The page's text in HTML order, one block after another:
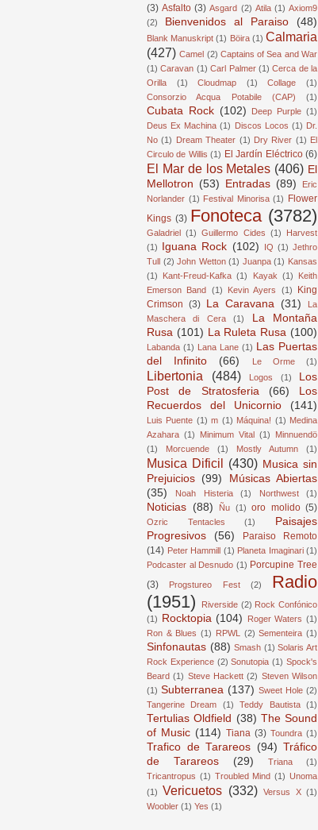
(3) Asfalto (3) Asgard (2) Atila (1) Axiom9
(2)
Bienvenidos al Paraiso (48)
Blank Manuskript (1) Böira (1) Calmaria
(427) Camel (2) Captains of Sea and War
(1) Caravan (1) Carl Palmer (1) Cerca de la
Orilla
(1) Cloudmap (1) Collage
(1)
Consorzio Acqua Potabile (CAP)
(1)
Cubata Rock (102) Deep Purple (1)
Deus Ex Machina (1) Discos Locos (1) Dr.
No (1) Dream Theater (1) Dry River (1) El
Circulo de Willis (1) El Jardín Eléctrico (6)
El Mar de los Metales (406) El
Mellotron (53) Entradas (89)
Eric
Norlander (1) Festival Minorisa (1)
Flower
Kings (3) Fonoteca (3782)
Galadriel (1) Guillermo Cides (1)
Harvest
(1)
Iguana Rock (102) IQ (1) Jethro
Tull (2) John Wetton (1) Juanpa (1) Kansas
(1)
Kant-Freud-Kafka (1) Kayak (1)
Keith
Emerson Band (1) Kevin Ayers (1)
King
Crimson (3) La Caravana (31)
La
Maschera di Cera
(1)
La Montaña
Rusa (101) La Ruleta Rusa (100)
Labanda (1) Lana Lane (1) Las Puertas
del Infinito
(66) Le Orme (1)
Libertonia (484) Logos (1)
Los
Post de Stratosferia
(66)
Los
Recuerdos del Unicornio
(141)
Luis Puente (1) m (1) Máquina! (1) Medina
Azahara (1) Minimum Vital (1)
Minnuendö
(1)
Morcuende (1) Mostly Autumn (1)
Musica Dificil (430) Musica sin
Prejuicios (99)
Músicas Abiertas
(35)
Noah Histeria (1) Northwest (1)
Noticias (88) Ñu (1) oro molido (5)
Ozric Tentacles (1)
Paisajes
Progresivos
(56)
Paraiso Remoto
(14) Peter Hammill (1) Planeta Imaginari (1)
Podcaster al Desnudo (1) Porcupine Tree
(3)
Progstureo Fest (2)
Radio
(1951)
Riverside (2) Rock Confónico
(1)
Rocktopia (104) Roger Waters (1)
Ron & Blues (1) RPWL (2) Sementeira (1)
Sinfonautas (88) Smash (1) Solaris Art
Rock Experience (2) Sonutopia (1) Spock's
Beard (1) Steve Hackett (2) Steven Wilson
(1) Subterranea (137) Sweet Hole (2)
Tangerine Dream
(1) Teddy Bautista (1)
Tertulias Oldfield (38) The Sound
of Music (114) Tiana (3) Toundra (1)
Trafico de Tarareos (94) Tráfico
de Tarareos
(29) Triana
(1)
Tricantropus (1) Troubled Mind (1) Unoma
(1)
Vericuetos (332) Versus X (1)
Woobler (1) Yes (1)